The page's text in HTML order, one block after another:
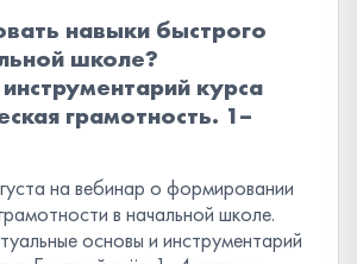
навыки быстрого
школе?
курса
грамотность. 1–
на вебинар о формировании
в начальной школе.
основы и инструментарий